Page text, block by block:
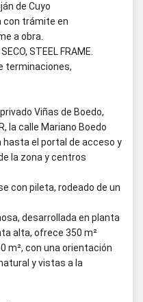
de Cuyo
con trámite en
a obra.
STEEL FRAME.
terminaciones,
Viñas de Boedo,
la calle Mariano Boedo
hasta el portal de acceso y
la zona y centros
con pileta, rodeado de un
desarrollada en planta
alta, ofrece 350 m²
m², con una orientación
y vistas a la